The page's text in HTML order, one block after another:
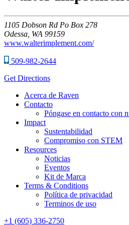
1105 Dobson Rd Po Box 278
Odessa, WA 99159
www.walterimplement.com/
509-982-2644
Get Directions
Acerca de Raven
Contacto
Póngase en contacto con
Impact
Sustentabilidad
Compromiso con STEM
Resources
Noticias
Eventos
Kit de Marca
Terms & Conditions
Política de privacidad
Terminos de uso
+1 (605) 336-2750